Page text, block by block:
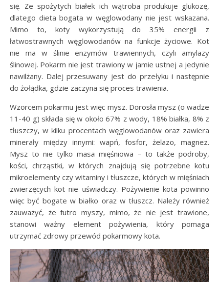
się. Ze spożytych białek ich wątroba produkuje glukozę,
dlatego dieta bogata w węglowodany nie jest wskazana.
Mimo to, koty wykorzystują do 35% energii z
łatwostrawnych węglowodanów na funkcje życiowe. Kot
nie ma w ślinie enzymów trawiennych, czyli amylazy
ślinowej. Pokarm nie jest trawiony w jamie ustnej a jedynie
nawilżany. Dalej przesuwany jest do przełyku i następnie
do żołądka, gdzie zaczyna się proces trawienia.
Wzorcem pokarmu jest więc mysz. Dorosła mysz (o wadze
11-40 g) składa się w około 67% z wody, 18% białka, 8% z
tłuszczy, w kilku procentach węglowodanów oraz zawiera
minerały między innymi: wapń, fosfor, żelazo, magnez.
Mysz to nie tylko masa mięśniowa – to także podroby,
kości, chrząstki, w których znajdują się potrzebne kotu
mikroelementy czy witaminy i tłuszcze, których w mięśniach
zwierzęcych kot nie uświadczy. Pożywienie kota powinno
więc być bogate w białko oraz w tłuszcz. Należy również
zauważyć, że futro myszy, mimo, że nie jest trawione,
stanowi ważny element pożywienia, który pomaga
utrzymać zdrowy przewód pokarmowy kota.